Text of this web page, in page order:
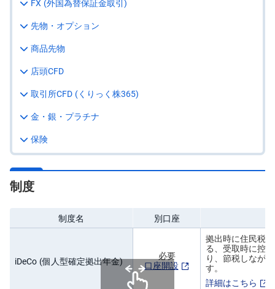
FX
お
か
せ
資
PICK
UP
S
株
プ
シ
ョ
ン
・
ョ
FX (外国為替保証金取引)
先物・オプション
商品先物
店頭CFD
取引所CFD (くりっく株365)
金・銀・プラチナ
保険
制度
制度名 別口座
iDeCo (個人型確定拠出年金)
必要
口座開設
拠出時に住民税
る、受取時に控
り、節税しなが
す。
詳細はこちら